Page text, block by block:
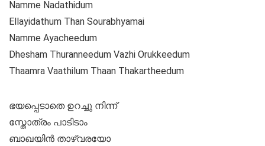
Namme Nadathidum
Ellayidathum Than Sourabhyamai
Namme Ayacheedum
Dhesham Thuranneedum Vazhi Orukkeedum
Thaamra Vaathilum Thaan Thakartheedum
ഭയപ്പെടാതെ ഉറച്ചു നിന്ന്
സ്തോത്രം പാടിടാം
ബാഖയിൻ താഴ്‌വരയോ